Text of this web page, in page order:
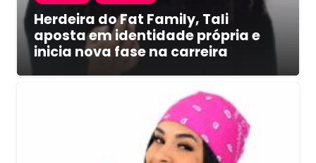
Herdeira do Fat Family, Tali
aposta em identidade própria e
inicia nova fase na carreira